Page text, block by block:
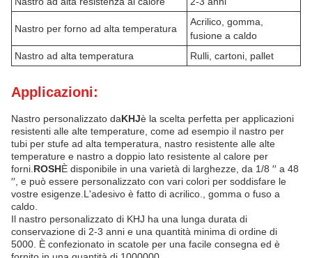
Nastro per forno ad alta temperatura
Acrilico, gomma,
fusione a caldo
Nastro ad alta temperatura
Rulli, cartoni, pallet
Applicazioni:
Nastro personalizzato daKHJè la scelta perfetta per applicazioni
resistenti alle alte temperature, come ad esempio il nastro per
tubi per stufe ad alta temperatura, nastro resistente alle alte
temperature e nastro a doppio lato resistente al calore per
forni. ROSHÈ disponibile in una varietà di larghezze, da 1/8 ′′ a 48
′′, e può essere personalizzato con vari colori per soddisfare le
vostre esigenze.L'adesivo è fatto di acrilico., gomma o fuso a
caldo.
Il nastro personalizzato di KHJ ha una lunga durata di
conservazione di 2-3 anni e una quantità minima di ordine di
5000. È confezionato in scatole per una facile consegna ed è